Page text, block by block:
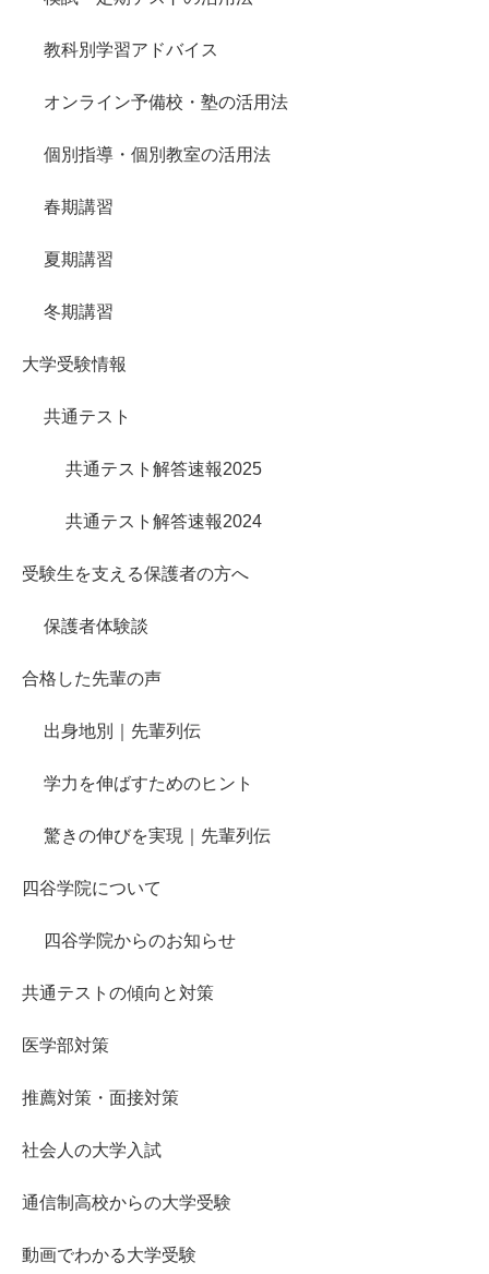
教科別学習アドバイス
オンライン予備校・塾の活用法
個別指導・個別教室の活用法
春期講習
夏期講習
冬期講習
大学受験情報
共通テスト
共通テスト解答速報2025
共通テスト解答速報2024
受験生を支える保護者の方へ
保護者体験談
合格した先輩の声
出身地別｜先輩列伝
学力を伸ばすためのヒント
驚きの伸びを実現｜先輩列伝
四谷学院について
四谷学院からのお知らせ
共通テストの傾向と対策
医学部対策
推薦対策・面接対策
社会人の大学入試
通信制高校からの大学受験
動画でわかる大学受験